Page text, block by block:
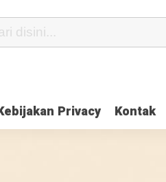
Privacy Kontak